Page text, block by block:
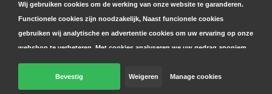
© Copyright 2026 Parts4GSM - Design byWebdinge.nl
Wij gebruiken cookies om de werking van onze website te garanderen.
Functionele cookies zijn noodzakelijk, Naast funcionele cookies
gebruiken wij analytische en advertentie cookies om uw ervaring op onze
webshop te verbeteren. Met cookies analyseren we uw gedrag anoniem,
zowel binnen als buiten onze website, om onze diensten te
personaliseren en advertenties te tonen. Lees hier meer over in onze
cookie- en privacyverklaring. Klik op 'bevestigen' om akkoord te gaan
Bevestig Weigeren Manage cookies